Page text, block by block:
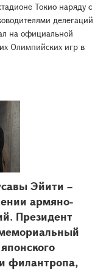
Токио наряду с
делегаций
на официальной
Олимпийских игр в
Эйити –
армяно-
Президент
филантропа,